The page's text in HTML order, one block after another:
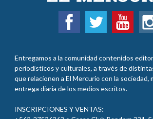
Entregamos a la comunidad contenidos
periodísticos y culturales, a través de
que relacionen a El Mercurio con la sociedad,
entrega diaria de los medios escritos.
INSCRIPCIONES Y VENTAS: